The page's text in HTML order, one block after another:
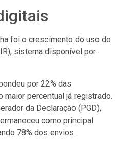
foi o crescimento do uso do
sistema disponível por
por 22% das
maior percentual já registrado.
da Declaração (PGD),
como principal
78% dos envios.